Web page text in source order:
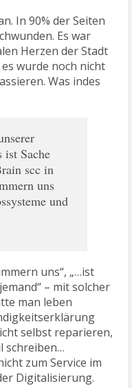
In 90% der Seiten
Es war
Herzen der Stadt
wurde noch nicht
Was indes
ist Sache
scc in
uns
und
uns“, „…ist
– mit solcher
man leben
selbst reparieren,
schreiben…
zum Service im
Digitalisierung.